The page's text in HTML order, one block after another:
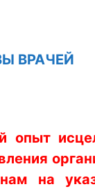
ВРАЧЕЙ
на